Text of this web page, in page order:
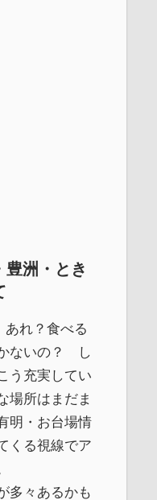
洲・とき
あれ？食べる
ないの？ し
う充実してい
場所はまだま
明・お台場情
くる視線でア
多々あるかも